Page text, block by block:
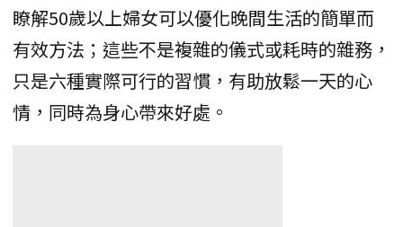
瞭解50歲以上婦女可以優化晚間生活的簡單而
有效方法；這些不是複雜的儀式或耗時的雜務，
只是六種實際可行的習慣，有助放鬆一天的心
情，同時為身心帶來好處。